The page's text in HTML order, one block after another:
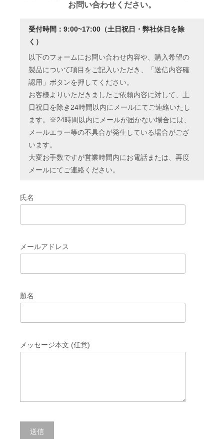
2025.11.13
Topics
2025.10.20
素材博覧会 -KOBE 2025 秋-...
Topics
2025.9.29
NHKプラス ドキュメント20min. ...
お問い合わせください。
受付時間：9:00~17:00（土日祝日・弊社休日を除
く）
以下のフォームにお問い合わせ内容や、購入希望の
製品について項目をご記入いただき、「送信内容確
認用」ボタンを押してください。
お客様よりいただきましたご依頼内容に対して、土
日祝日を除き24時間以内にメールにてご連絡いたし
ます。※24時間以内にメールが届かない場合には、
メールエラー等の不具合が発生している場合がござ
います。
大変お手数ですが営業時間内にお電話または、再度
メールにてご連絡ください。
氏名
メールアドレス
題名
メッセージ本文 (任意)